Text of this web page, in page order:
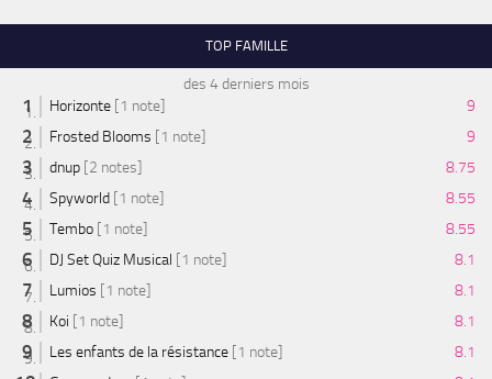
TOP FAMILLE
des 4 derniers mois
Horizonte [1 note]
9
Frosted Blooms [1 note]
9
dnup [2 notes]
8.75
Spyworld [1 note]
8.55
Tembo [1 note]
8.55
DJ Set Quiz Musical [1 note]
8.1
Lumios [1 note]
8.1
Koi [1 note]
8.1
Les enfants de la résistance [1 note]
8.1